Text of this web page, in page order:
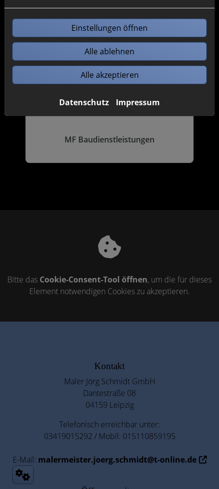
Unsere Industriepartner
MF Baudienstleistungen
Bitte das Cookie-Consent-Tool öffnen, um die für dieses
Element notwendigen Cookies zu akzeptieren.
Kontakt
Maler Jörg Schmidt GmbH
Dantestraße 08
04159 Leipzig
Telefonisch erreichbar unter:
03419015292 / Mobil: 015110859195
E-Mail: malermeister.joerg.schmidt@t-online.de
Einstellungen öffnen
Alle ablehnen
Alle akzeptieren
Datenschutz Impressum